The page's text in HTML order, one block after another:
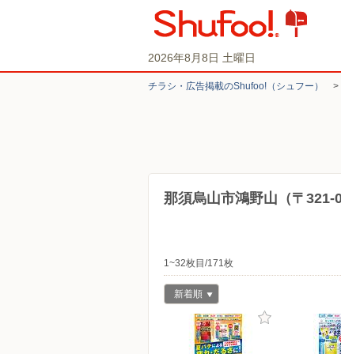
2026年8月8日 土曜日
チラシ・​広告掲載の​Shufoo!​（シュフー）
那須烏山市鴻野山（〒
1~32枚目/171枚
新着順